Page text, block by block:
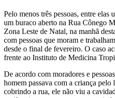
Pelo menos três pessoas, entre elas
um buraco aberto na Rua Cônego
Zona Leste de Natal, na manhã
com pessoas que moram e
desde o final de fevereiro. O caso
frente ao Instituto de Medicina
De acordo com moradores e
homem passava com a criança pelo
cobrindo a rua, ele não viu a